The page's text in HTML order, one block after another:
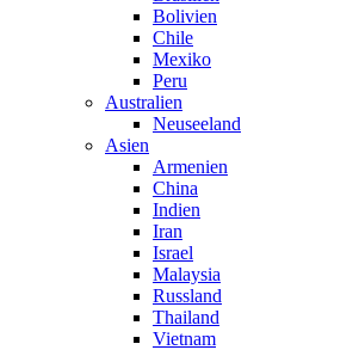
Bolivien
Chile
Mexiko
Peru
Australien
Neuseeland
Asien
Armenien
China
Indien
Iran
Israel
Malaysia
Russland
Thailand
Vietnam